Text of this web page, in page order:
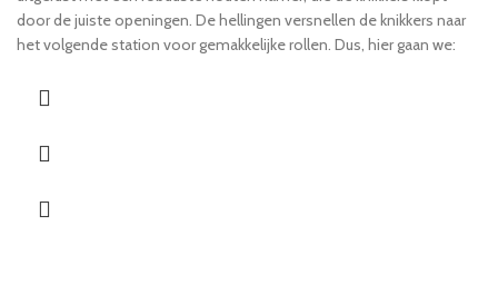
door de juiste openingen. De hellingen versnellen de knikkers naar
het volgende station voor gemakkelijke rollen. Dus, hier gaan we:
wetten van oorzaak en gevolg, terwijl het geven van hen een echt